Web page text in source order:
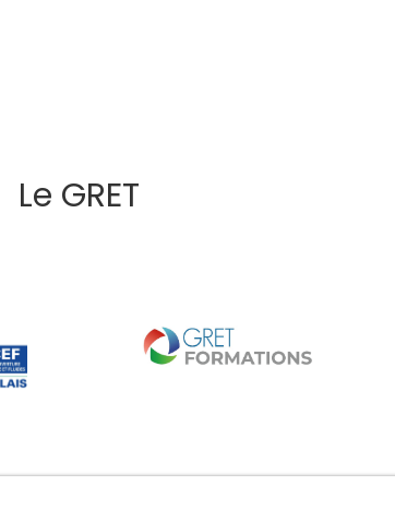
Le GRET